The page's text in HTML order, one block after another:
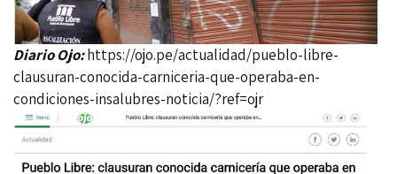
Diario Ojo:https://ojo.pe/actualidad/pueblo-libre-
clausuran-conocida-carniceria-que-operaba-en-
condiciones-insalubres-noticia/?ref=ojr